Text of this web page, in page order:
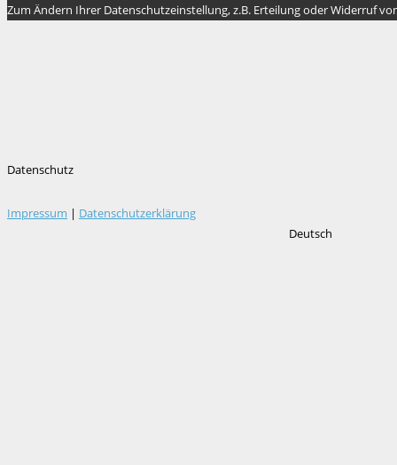
Zum Ändern Ihrer Datenschutzeinstellung, z.B. Erteilung oder Widerruf
Datenschutz
Impressum | Datenschutzerklärung
Deutsch